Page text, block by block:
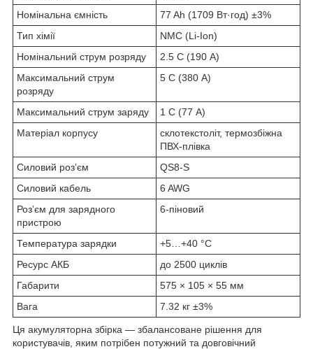
Номінальна ємність
77 Ah (1709 Вт·год) ±3%
Тип хімії
NMC (Li-Ion)
Номінальний струм розряду
2.5 C (190 А)
Максимальний струм
розряду
5 C (380 А)
Максимальний струм заряду
1 C (77 А)
Матеріал корпусу
склотекстоліт, термозбіжна
ПВХ-плівка
Силовий розʼєм
QS8-S
Силовий кабель
6 AWG
Розʼєм для зарядного
пристрою
6-піновий
Температура зарядки
+5…+40 °C
Ресурс АКБ
до 2500 циклів
Габарити
575 × 105 × 55 мм
Вага
7.32 кг ±3%
Ця акумуляторна збірка — збалансоване рішення для
користувачів, яким потрібен потужний та довговічний